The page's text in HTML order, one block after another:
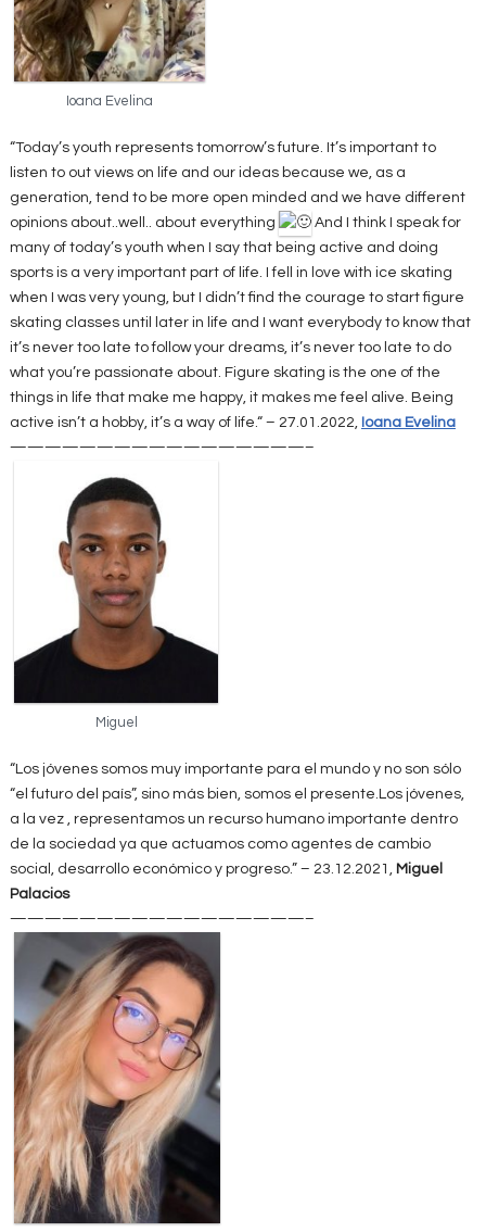
Ioana Evelina
“Today’s youth represents tomorrow’s future. It’s important to
listen to out views on life and our ideas because we, as a
generation, tend to be more open minded and we have different
opinions about..well.. about everything
And I think I speak for
many of today’s youth when I say that being active and doing
sports is a very important part of life. I fell in love with ice skating
when I was very young, but I didn’t find the courage to start figure
skating classes until later in life and I want everybody to know that
it’s never too late to follow your dreams, it’s never too late to do
what you’re passionate about. Figure skating is the one of the
things in life that make me happy, it makes me feel alive. Being
active isn’t a hobby, it’s a way of life.“ – 27.01.2022, Ioana Evelina
—————————————————–
Miguel
“Los jóvenes somos muy importante para el mundo y no son sólo
“el futuro del país”, sino más bien, somos el presente.Los jóvenes,
a la vez , representamos un recurso humano importante dentro
de la sociedad ya que actuamos como agentes de cambio
social, desarrollo económico y progreso.” – 23.12.2021, Miguel
Palacios
—————————————————–